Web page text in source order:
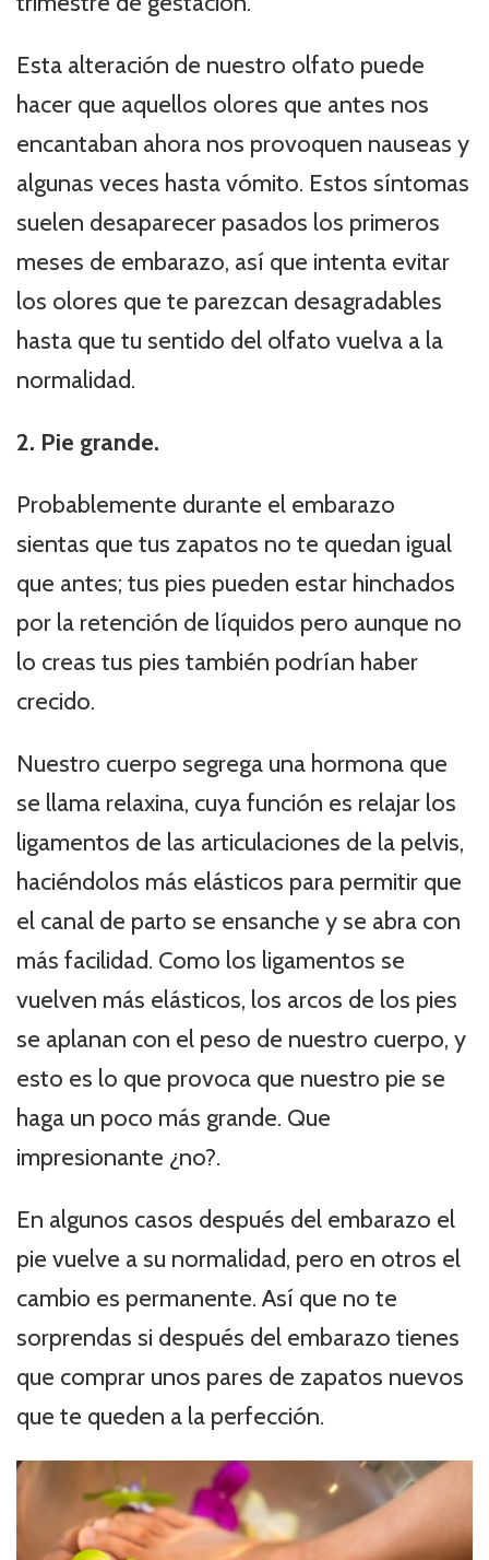
Esta alteración de nuestro olfato puede
hacer que aquellos olores que antes nos
encantaban ahora nos provoquen nauseas y
algunas veces hasta vómito. Estos síntomas
suelen desaparecer pasados los primeros
meses de embarazo, así que intenta evitar
los olores que te parezcan desagradables
hasta que tu sentido del olfato vuelva a la
normalidad.
2. Pie grande.
Probablemente durante el embarazo
sientas que tus zapatos no te quedan igual
que antes; tus pies pueden estar hinchados
por la retención de líquidos pero aunque no
lo creas tus pies también podrían haber
crecido.
Nuestro cuerpo segrega una hormona que
se llama relaxina, cuya función es relajar los
ligamentos de las articulaciones de la pelvis,
haciéndolos más elásticos para permitir que
el canal de parto se ensanche y se abra con
más facilidad. Como los ligamentos se
vuelven más elásticos, los arcos de los pies
se aplanan con el peso de nuestro cuerpo, y
esto es lo que provoca que nuestro pie se
haga un poco más grande. Que
impresionante ¿no?.
En algunos casos después del embarazo el
pie vuelve a su normalidad, pero en otros el
cambio es permanente. Así que no te
sorprendas si después del embarazo tienes
que comprar unos pares de zapatos nuevos
que te queden a la perfección.